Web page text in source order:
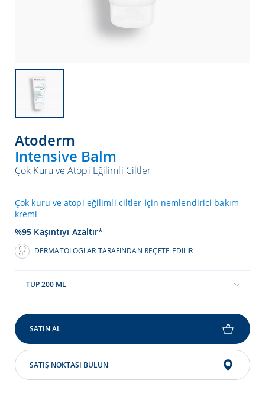
Atoderm
Intensive Balm
Çok Kuru ve Atopi Eğilimli Ciltler
Çok kuru ve atopi eğilimli ciltler için nemlendirici bakım
kremi
%95 Kaşıntıyı Azaltır*
DERMATOLOGLAR TARAFINDAN REÇETE EDILIR
TÜP 200 ML
SATIN AL
SATIŞ NOKTASI BULUN